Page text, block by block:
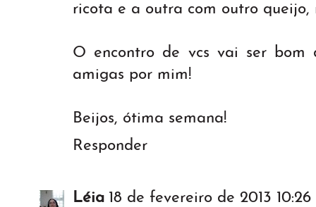
ricota e a outra com outro queijo,
O encontro de vcs vai ser bom
amigas por mim!
Beijos, ótima semana!
Responder
Léia 18 de fevereiro de 2013 10:26